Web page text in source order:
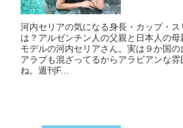
河内セリアの気になる身長・カップ・
は？アルゼンチン人の父親と日本人の
モデルの河内セリアさん。実は９か国の
アラブも混ざってるからアラビアンな
ね。週刊F...